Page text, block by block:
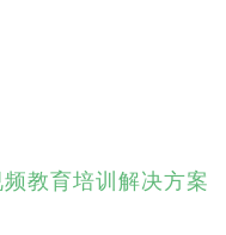
教育培训解决方案